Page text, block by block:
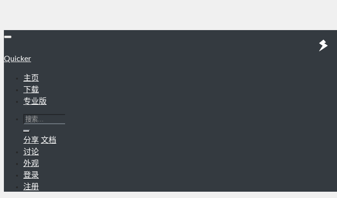
Quicker
主页
下载
专业版
分享 文档
讨论
外观
登录
注册